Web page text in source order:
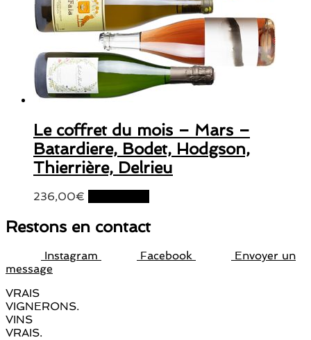
Le coffret du mois – Mars –
Batardiere, Bodet, Hodgson,
Thierrière, Delrieu
236,00€
Restons en contact
Instagram Facebook
Envoyer un
message
VRAIS
VIGNERONS.
VINS
VRAIS.